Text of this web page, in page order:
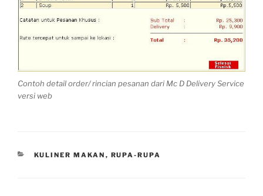
Contoh detail order/ rincian pesanan dari Mc D Delivery Service
versi web
CATEGORIES
KULINER MAKAN , RUPA-RUPA